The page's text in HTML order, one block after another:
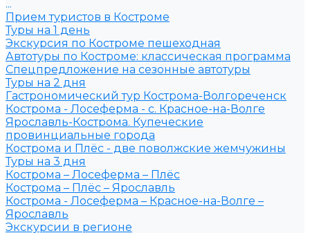
...
Прием туристов в Костроме
Туры на 1 день
Экскурсия по Костроме пешеходная
Автотуры по Костроме: классическая программа
Спецпредложение на сезонные автотуры
Туры на 2 дня
Гастрономический тур Кострома-Волгореченск
Кострома - Лосеферма - с. Красное-на-Волге
Ярославль-Кострома. Купеческие
провинциальные города
Кострома и Плёс - две поволжские жемчужины
Туры на 3 дня
Кострома – Лосеферма – Плёс
Кострома – Плёс – Ярославль
Кострома - Лосеферма – Красное-на-Волге –
Ярославль
Экскурсии в регионе